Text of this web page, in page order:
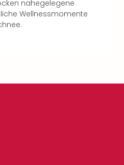
nahegelegene
Wellnessmomente